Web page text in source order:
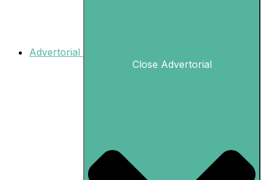
Advertorial
Close Advertorial